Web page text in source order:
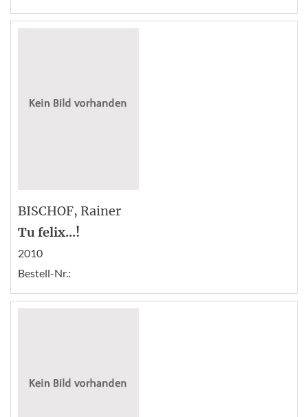
BISCHOF, Rainer
Tu felix...!
2010
Bestell-Nr.: